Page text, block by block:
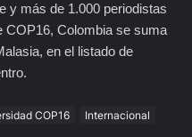
y más de 1.000 periodistas
COP16, Colombia se suma
en el listado de
COP16 Internacional